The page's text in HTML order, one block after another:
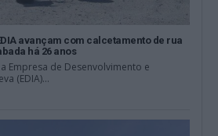
avançam com calcetamento de rua
há 26 anos
Empresa de Desenvolvimento e
(EDIA)...